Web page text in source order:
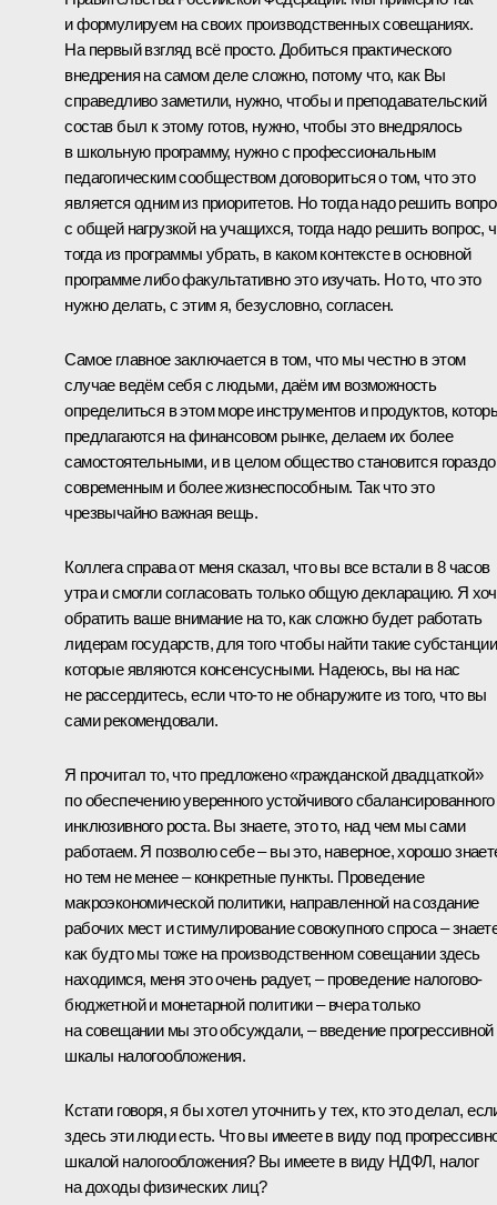
и формулируем на своих производственных совещаниях.
На первый взгляд всё просто. Добиться практического
внедрения на самом деле сложно, потому что, как Вы
справедливо заметили, нужно, чтобы и преподавательский
состав был к этому готов, нужно, чтобы это внедрялось
в школьную программу, нужно с профессиональным
педагогическим сообществом договориться о том, что это
является одним из приоритетов. Но тогда надо решить
с общей нагрузкой на учащихся, тогда надо решить вопрос,
тогда из программы убрать, в каком контексте в основной
программе либо факультативно это изучать. Но то, что это
нужно делать, с этим я, безусловно, согласен.
Самое главное заключается в том, что мы честно в этом
случае ведём себя с людьми, даём им возможность
определиться в этом море инструментов и продуктов,
предлагаются на финансовом рынке, делаем их более
самостоятельными, и в целом общество становится гораздо
современным и более жизнеспособным. Так что это
чрезвычайно важная вещь.
Коллега справа от меня сказал, что вы все встали в 8 часов
утра и смогли согласовать только общую декларацию. Я
обратить ваше внимание на то, как сложно будет работать
лидерам государств, для того чтобы найти такие
которые являются консенсусными. Надеюсь, вы на нас
не рассердитесь, если что‑то не обнаружите из того, что вы
сами рекомендовали.
Я прочитал то, что предложено «гражданской двадцаткой»
по обеспечению уверенного устойчивого сбалансированного
инклюзивного роста. Вы знаете, это то, над чем мы сами
работаем. Я позволю себе – вы это, наверное, хорошо
но тем не менее – конкретные пункты. Проведение
макроэкономической политики, направленной на создание
рабочих мест и стимулирование совокупного спроса –
как будто мы тоже на производственном совещании здесь
находимся, меня это очень радует, – проведение налогово-
бюджетной и монетарной политики – вчера только
на совещании мы это обсуждали, – введение прогрессивной
шкалы налогообложения.
Кстати говоря, я бы хотел уточнить у тех, кто это делал,
здесь эти люди есть. Что вы имеете в виду под
шкалой налогообложения? Вы имеете в виду НДФЛ, налог
на доходы физических лиц?